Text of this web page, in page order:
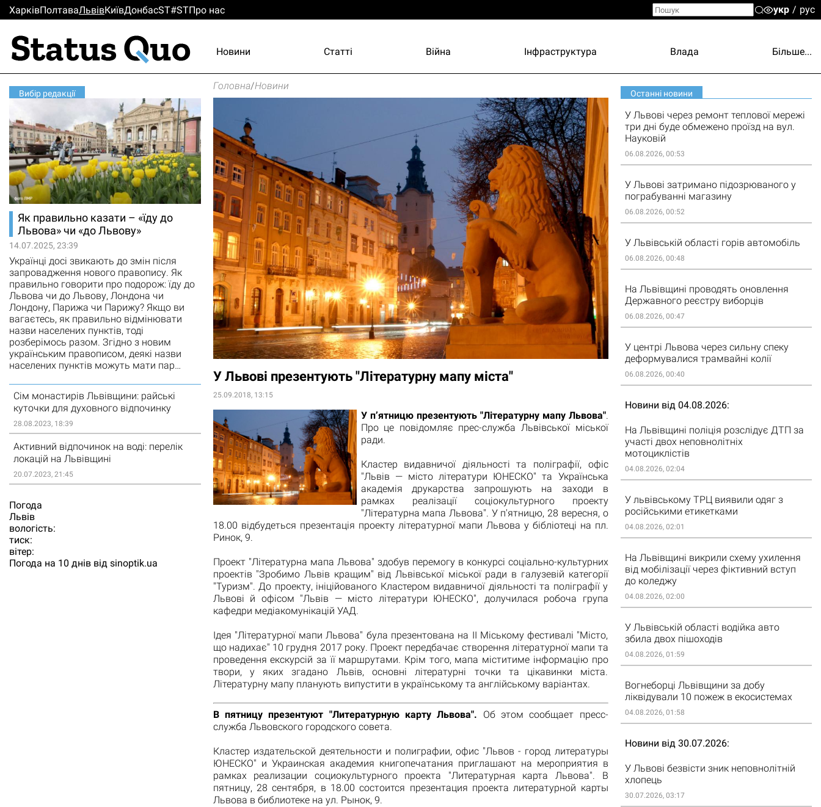
ХарківПолтаваЛьвiвКиïвДонбасST#STПро нас укр рус
Новини Статті Війна Інфраструктура Влада Більше...
Вибір редакції
Як правильно казати – «їду до
Львова» чи «до Львову»
14.07.2025, 23:39
Українці досі звикають до змін після
запровадження нового правопису. Як
правильно говорити про подорож: їду до
Львова чи до Львову, Лондона чи
Лондону, Парижа чи Парижу? Якщо ви
вагаєтесь, як правильно відмінювати
назви населених пунктів, тоді
розберімось разом. Згідно з новим
українським правописом, деякі назви
населених пунктів можуть мати пар…
Сім монастирів Львівщини: райські
куточки для духовного відпочинку
28.08.2023, 18:39
Активний відпочинок на воді: перелік
локацій на Львівщині
20.07.2023, 21:45
Погода
Львiв
вологість:
тиск:
вітер:
Погода на 10 днів від sinoptik.ua
Головна/Новини
У Львові презентують "Літературну мапу міста"
25.09.2018, 13:15
У п’ятницю презентують "Літературну мапу Львова".
Про це повідомляє прес-служба Львівської міської
ради.
Кластер видавничої діяльності та поліграфії, офіс
"Львів — місто літератури ЮНЕСКО" та Українська
академія друкарства запрошують на заходи в
рамках реалізації соціокультурного проекту
"Літературна мапа Львова". У п'ятницю, 28 вересня, о
18.00 відбудеться презентація проекту літературної мапи Львова у бібліотеці на пл.
Ринок, 9.
Проект "Літературна мапа Львова" здобув перемогу в конкурсі соціально-культурних
проектів "Зробимо Львів кращим" від Львівської міської ради в галузевій категорії
"Туризм". До проекту, ініційованого Кластером видавничої діяльності та поліграфії у
Львові й офісом "Львів — місто літератури ЮНЕСКО", долучилася робоча група
кафедри медіакомунікацій УАД.
Ідея "Літературної мапи Львова" була презентована на ІІ Міському фестивалі "Місто,
що надихає" 10 грудня 2017 року. Проект передбачає створення літературної мапи та
проведення екскурсій за її маршрутами. Крім того, мапа міститиме інформацію про
твори, у яких згадано Львів, основні літературні точки та цікавинки міста.
Літературну мапу планують випустити в українському та англійському варіантах.
В пятницу презентуют "Литературную карту Львова". Об этом сообщает пресс-
служба Львовского городского совета.
Кластер издательской деятельности и полиграфии, офис "Львов - город литературы
ЮНЕСКО" и Украинская академия книгопечатания приглашают на мероприятия в
рамках реализации социокультурного проекта "Литературная карта Львова". В
пятницу, 28 сентября, в 18.00 состоится презентация проекта литературной карты
Львова в библиотеке на ул. Рынок, 9.
Останні новини
У Львові через ремонт теплової мережі
три дні буде обмежено проїзд на вул.
Науковій
06.08.2026, 00:53
У Львові затримано підозрюваного у
пограбуванні магазину
06.08.2026, 00:52
У Львівській області горів автомобіль
06.08.2026, 00:48
На Львівщині проводять оновлення
Державного реєстру виборців
06.08.2026, 00:47
У центрі Львова через сильну спеку
деформувалися трамвайні колії
06.08.2026, 00:40
Новини від 04.08.2026
На Львівщині поліція розслідує ДТП за
участі двох неповнолітніх
мотоциклістів
04.08.2026, 02:04
У львівському ТРЦ виявили одяг з
російськими етикетками
04.08.2026, 02:01
На Львівщині викрили схему ухилення
від мобілізації через фіктивний вступ
до коледжу
04.08.2026, 02:00
У Львівській області водійка авто
збила двох пішоходів
04.08.2026, 01:59
Вогнеборці Львівщини за добу
ліквідували 10 пожеж в екосистемах
04.08.2026, 01:58
Новини від 30.07.2026
У Львові безвісти зник неповнолітній
хлопець
30.07.2026, 03:17